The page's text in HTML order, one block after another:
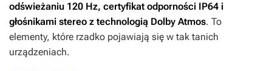
odświeżaniu 120 Hz, certyfikat odporności IP64 i
głośnikami stereo z technologią Dolby Atmos. To
elementy, które rzadko pojawiają się w tak tanich
urządzeniach.